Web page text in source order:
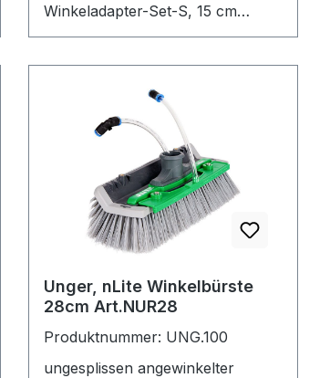
Winkeladapter-Set-S, 15 cm
NFF28 Power Bürste einfach, 28
Unger, nLite Winkelbürste
28cm Art.NUR28
Produktnummer: UNG.100
ungesplissen angewinkelter